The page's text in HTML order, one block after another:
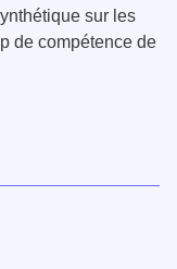
sur les
de compétence de
de la DGE